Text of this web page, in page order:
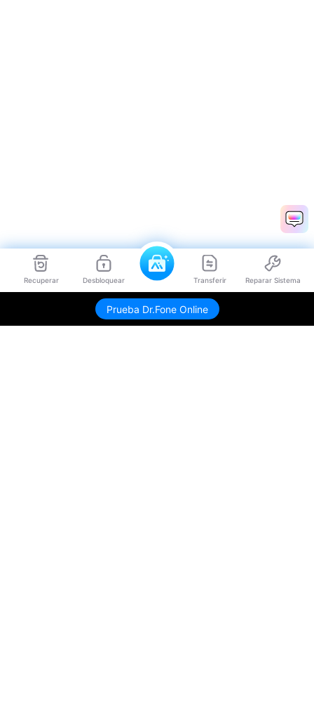
Recuperar Desbloquear Transferir Reparar Sistema
Prueba Dr.Fone Online